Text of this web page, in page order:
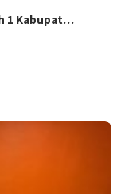
1 Kabupat…